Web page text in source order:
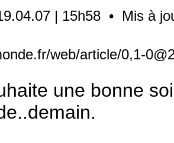
| 15h58 • Mis à
web/article/0,1-
une bonne